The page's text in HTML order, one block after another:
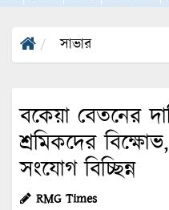
সাভার
বকেয়া বেতনের
শ্রমিকদের
সংযোগ বিচ্ছিন্ন
RMG Times